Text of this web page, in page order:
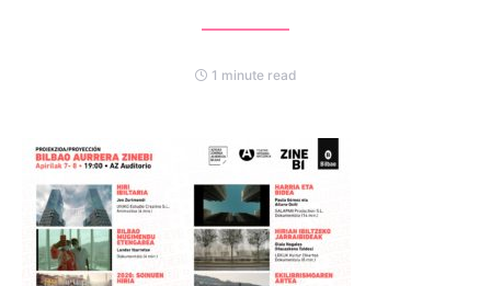
1 minute read